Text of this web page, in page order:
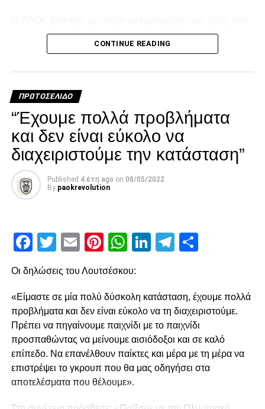
2′ έχασε την πρώτη του ευκαιρία. Ο Σορετίρε βρέθηκε σε
θέση βολής πλάγια μέσα στην περιοχή, πλάσαρε, αλλά
«κεραυνό» του Λαχούντ έξω από την περιοχή, που
πέρασε δίπλα από το κάθετο δοκάρι!
Διπλό λάθος Μιχαηλίδη, χαμένο πέναλτι από τον
Μαϊντέβατς
ADVERTISEMENT
Ακολούθησε στο 15′ χλιαρό σουτ του Ότο που μπλόκαρε
μετά από λάθος και μαρκάρισμα του Μιχαηλίδη στον
αλλά έστειλε την μπάλα άουτ, χάνοντας μία χρυσή
ευκαιρία για να βάλει τον Παναιτωλικό μπροστά στο σκορ.
Μοναδική ευκαιρία από τον Λαχούντ
Στο 27′ ο Σάστρε προσπάθησε να γίνει επικίνδυνος με
σουτ εκτός περιοχής, όμως, ο Τσάβες ήταν σε ετοιμότητα
και στο 33′, έπειτα από νέο λάθος του Μιχαηλίδη, ο
CONTINUE READING
ΠΡΩΤΟΣΈΛΙΔΟ
“Έχουμε πολλά προβλήματα
και δεν είναι εύκολο να
διαχειριστούμε την κατάσταση”
Published 4 έτη ago on 08/05/2022
By paokrevolution
Facebook
Twitter
EmailPinterest
WhatsApp
LinkedIn
Telegram
Οι δηλώσεις του Λουτσέσκου:
«Είμαστε σε μία πολύ δύσκολη κατάσταση, έχουμε πολλά
προβλήματα και δεν είναι εύκολο να τη διαχειριστούμε.
Πρέπει να πηγαίνουμε παιχνίδι με το παιχνίδι
προσπαθώντας να μείνουμε αισιόδοξοι και σε καλό
επίπεδο. Να επανέλθουν παίκτες και μέρα με τη μέρα να
επιστρέψει το γκρουπ που θα μας οδηγήσει στα
αποτελέσματα που θέλουμε».